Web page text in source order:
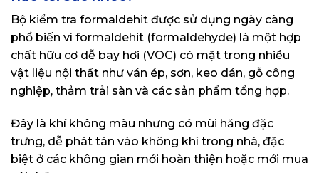
Bộ kiểm tra formaldehit được sử dụng ngày càng
phổ biến vì formaldehit (formaldehyde) là một hợp
chất hữu cơ dễ bay hơi (VOC) có mặt trong nhiều
vật liệu nội thất như ván ép, sơn, keo dán, gỗ công
nghiệp, thảm trải sàn và các sản phẩm tổng hợp.
Đây là khí không màu nhưng có mùi hăng đặc
trưng, dễ phát tán vào không khí trong nhà, đặc
biệt ở các không gian mới hoàn thiện hoặc mới mua